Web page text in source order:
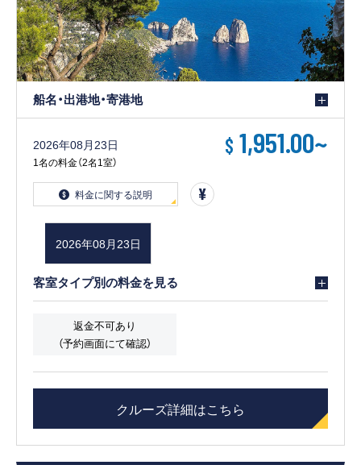
船名・出港地・寄港地
2026年08月23日
1名の料金（2名1室）
$ 1,951.00~
料金に関する説明
2026年08月23日
客室タイプ別の料金を見る
返金不可あり
（予約画面にて確認）
クルーズ詳細はこちら